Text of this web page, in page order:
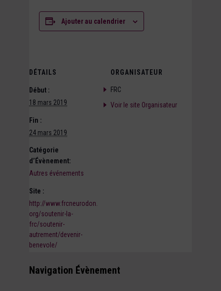
Ajouter au calendrier
DÉTAILS
Début :
18 mars 2019
Fin :
24 mars 2019
Catégorie
d’Évènement:
Autres événements
Site :
http://www.frcneurodon.
org/soutenir-la-
frc/soutenir-
autrement/devenir-
benevole/
ORGANISATEUR
FRC
Voir le site Organisateur
Navigation Évènement